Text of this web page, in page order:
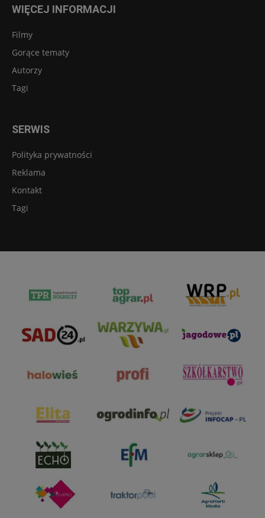
WIĘCEJ INFORMACJI
Filmy
Gorące tematy
Autorzy
Tagi
SERWIS
Polityka prywatności
Reklama
Kontakt
Tagi